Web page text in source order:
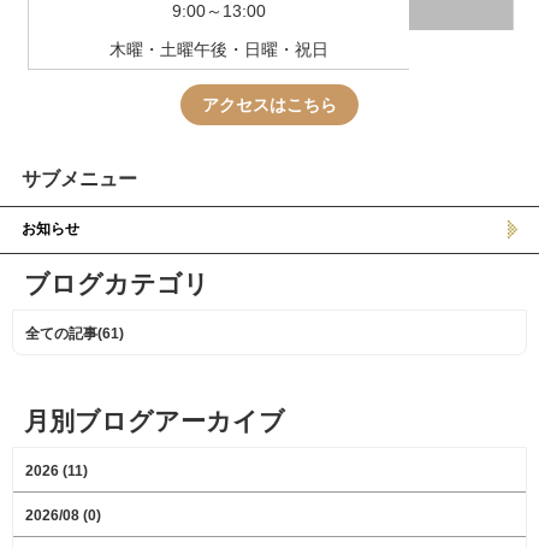
9:00～13:00
木曜・土曜午後・日曜・祝日
アクセスはこちら
サブメニュー
お知らせ
ブログカテゴリ
全ての記事(61)
月別ブログアーカイブ
2026 (11)
2026/08 (0)